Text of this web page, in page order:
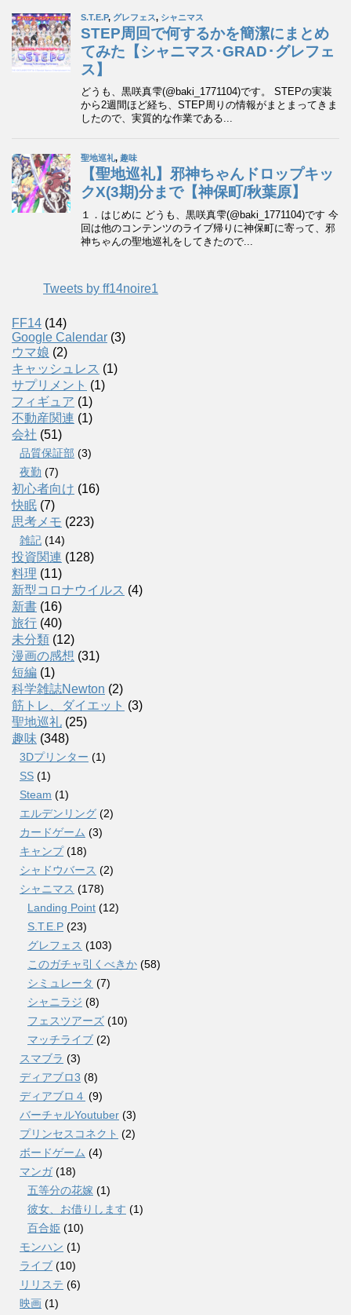
Tweets by ff14noire1
FF14 (14)
Google Calendar (3)
ウマ娘 (2)
キャッシュレス (1)
サプリメント (1)
フィギュア (1)
不動産関連 (1)
会社 (51)
品質保証部 (3)
夜勤 (7)
初心者向け (16)
快眠 (7)
思考メモ (223)
雑記 (14)
投資関連 (128)
料理 (11)
新型コロナウイルス (4)
新書 (16)
旅行 (40)
未分類 (12)
漫画の感想 (31)
短編 (1)
科学雑誌Newton (2)
筋トレ、ダイエット (3)
聖地巡礼 (25)
趣味 (348)
3Dプリンター (1)
SS (1)
Steam (1)
エルデンリング (2)
カードゲーム (3)
キャンプ(18)
シャドウバース (2)
シャニマス (178)
Landing Point (12)
S.T.E.P (23)
グレフェス (103)
このガチャ引くべきか (58)
シミュレータ (7)
シャニラジ (8)
フェスツアーズ (10)
マッチライブ (2)
スマブラ (3)
ディアブロ3 (8)
ディアブロ４ (9)
バーチャルYoutuber (3)
プリンセスコネクト (2)
ボードゲーム (4)
マンガ(18)
五等分の花嫁 (1)
彼女、お借りします (1)
百合姫 (10)
モンハン (1)
ライブ (10)
リリステ (6)
映画 (1)